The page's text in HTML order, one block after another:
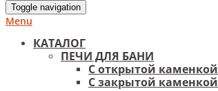
Toggle navigation
Menu
КАТАЛОГ
ПЕЧИ ДЛЯ БАНИ
С открытой каменкой
С закрытой каменкой